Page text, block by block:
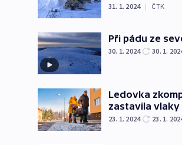
31. 1. 2024 | ČTK
Při pádu ze
30. 1. 2024 30. 1.
Ledovka
zastavila vlaky
23. 1. 2024 23. 1.